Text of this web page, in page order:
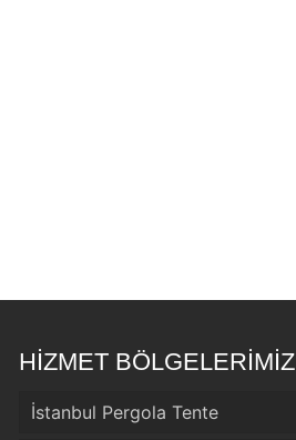
HİZMET BÖLGELERİMİZ
İstanbul Pergola Tente